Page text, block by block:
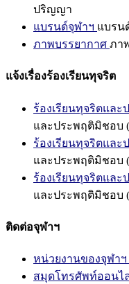
ปริญญา
แบรนด์จุฬาฯ แบรน
ภาพบรรยากาศ ภา
แจ้งเรื่องร้องเรียนทุจริต
ร้องเรียนทุจริตแล
และประพฤติมิชอบ
ร้องเรียนทุจริตแล
และประพฤติมิชอบ
ร้องเรียนทุจริตแล
และประพฤติมิชอบ
ติดต่อจุฬาฯ
หน่วยงานของจุฬาฯ
สมุดโทรศัพท์ออนไ